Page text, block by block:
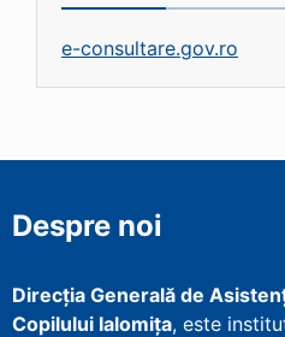
e-consultare.gov.ro
Despre noi
Direcţia Generală de
Copilului Ialomița, este